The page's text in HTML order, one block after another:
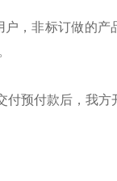
，非标订做的产
预付款后，我方